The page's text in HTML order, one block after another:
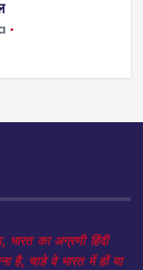
का अग्रणी हिंदी
है, चाहे वे भारत में हों या